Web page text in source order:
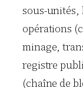
sous-unités,
opérations
minage,
registre
(chaîne de